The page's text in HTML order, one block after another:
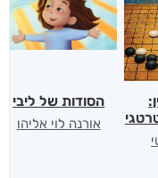
הסודות של ליבי
אורנה לוי אליהו